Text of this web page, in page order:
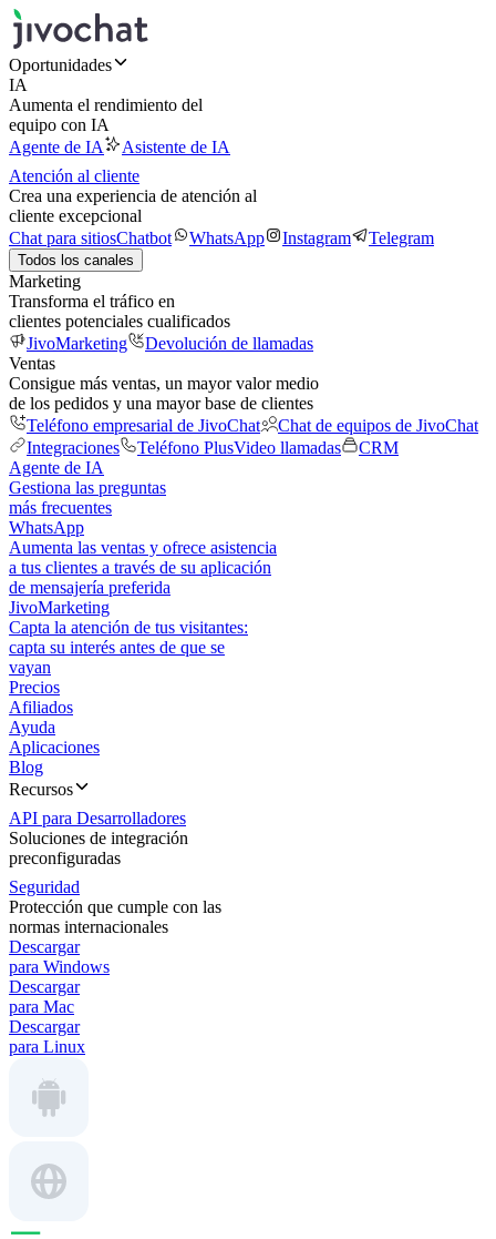
Oportunidades
IA
Aumenta el rendimiento del
equipo con IA
Agente de IA
Asistente de IA
Atención al cliente
Crea una experiencia de atención al
cliente excepcional
Chat para sitiosChatbot WhatsApp Instagram Telegram
Todos los canales
Marketing
Transforma el tráfico en
clientes potenciales cualificados
JivoMarketing
Devolución de llamadas
Ventas
Consigue más ventas, un mayor valor medio
de los pedidos y una mayor base de clientes
Teléfono empresarial de JivoChat
Chat de equipos de JivoChat
Integraciones
Teléfono PlusVideo llamadas
CRM
Agente de IA
Gestiona las preguntas
más frecuentes
WhatsApp
Aumenta las ventas y ofrece asistencia
a tus clientes a través de su aplicación
de mensajería preferida
JivoMarketing
Capta la atención de tus visitantes:
capta su interés antes de que se
vayan
Precios
Afiliados
Ayuda
Aplicaciones
Blog
Recursos
API para Desarrolladores
Soluciones de integración
preconfiguradas
Seguridad
Protección que cumple con las
normas internacionales
Descargar
para Windows
Descargar
para Mac
Descargar
para Linux